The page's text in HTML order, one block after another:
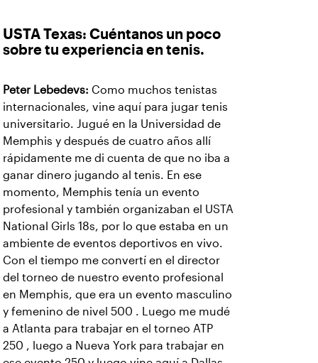
USTA Texas: Cuéntanos un poco
sobre tu experiencia en tenis.
Peter Lebedevs: Como muchos tenistas
internacionales, vine aquí para jugar tenis
universitario. Jugué en la Universidad de
Memphis y después de cuatro años allí
rápidamente me di cuenta de que no iba a
ganar dinero jugando al tenis. En ese
momento, Memphis tenía un evento
profesional y también organizaban el USTA
National Girls 18s, por lo que estaba en un
ambiente de eventos deportivos en vivo.
Con el tiempo me convertí en el director
del torneo de nuestro evento profesional
en Memphis, que era un evento masculino
y femenino de nivel 500 . Luego me mudé
a Atlanta para trabajar en el torneo ATP
250 , luego a Nueva York para trabajar en